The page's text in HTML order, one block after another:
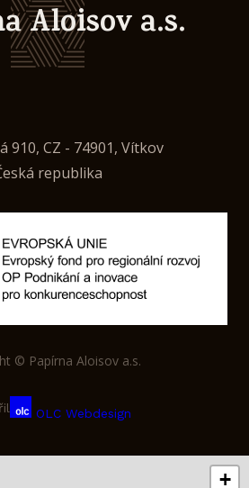
Aloisov a.s.
910, CZ - 74901, Vítkov
republika
© Papírna Aloisov a.s.
OLC Webdesign
+